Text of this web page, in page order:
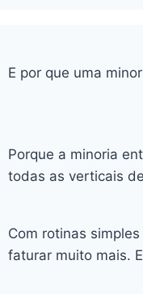
E por que uma
Porque a minoria
todas as verticais
Com rotinas
faturar muito mais.